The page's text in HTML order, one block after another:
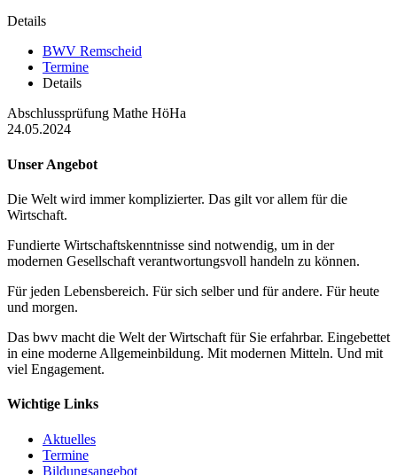
Details
BWV Remscheid
Termine
Details
Abschlussprüfung Mathe HöHa
24.05.2024
Unser Angebot
Die Welt wird immer komplizierter. Das gilt vor allem für die
Wirtschaft.
Fundierte Wirtschaftskenntnisse sind notwendig, um in der
modernen Gesellschaft verantwortungsvoll handeln zu können.
Für jeden Lebensbereich. Für sich selber und für andere. Für heute
und morgen.
Das bwv macht die Welt der Wirtschaft für Sie erfahrbar. Eingebettet
in eine moderne Allgemeinbildung. Mit modernen Mitteln. Und mit
viel Engagement.
Wichtige Links
Aktuelles
Termine
Bildungsangebot